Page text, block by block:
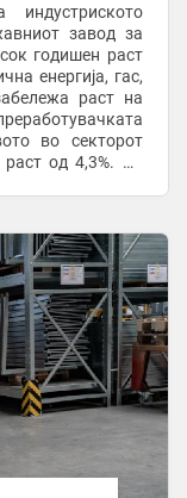
завод за
годишен раст
енергија, гас,
раст на
во секторот
од 4,3%. Во